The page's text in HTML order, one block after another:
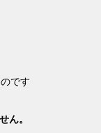
です
ん。